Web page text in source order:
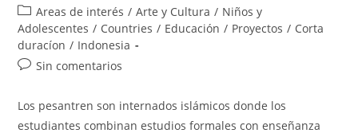
de
la
entrada:
de
la
entrada:
Categoría
de
la
entrada:
Areas de interés / Arte y Cultura / Niños y
Adolescentes / Countries / Educación / Proyectos / Corta
duracíon / Indonesia
Comentarios
la
entrada:
Sin comentarios
Los pesantren son internados islámicos donde los
estudiantes combinan estudios formales con enseñanza